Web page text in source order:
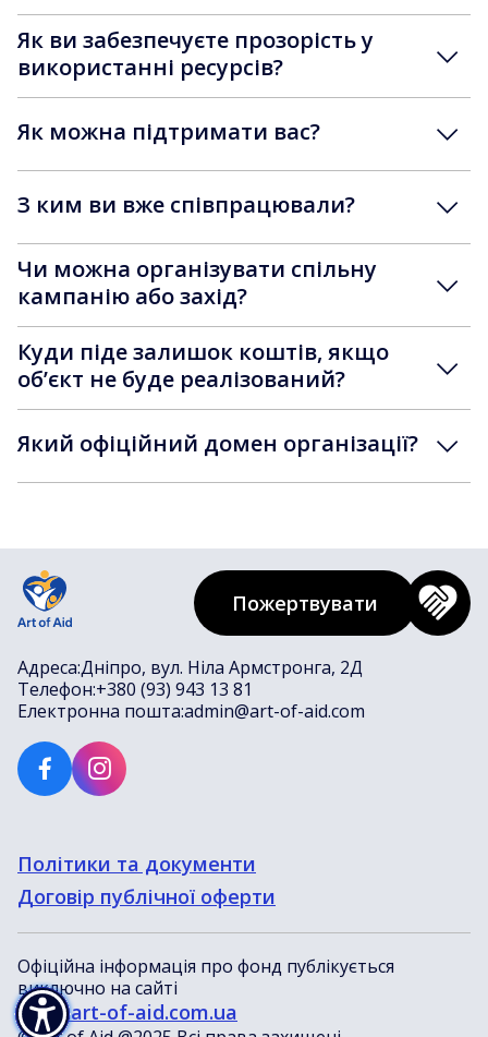
Як ви забезпечуєте прозорість у
використанні ресурсів?
Як можна підтримати вас?
З ким ви вже співпрацювали?
Чи можна організувати спільну
кампанію або захід?
Куди піде залишок коштів, якщо
обʼєкт не буде реалізований?
Який офіційний домен організації?
Адреса:Дніпро, вул. Ніла Армстронга, 2Д
Телефон:+380 (93) 943 13 81
Електронна пошта:admin@art-of-aid.com
Пожертвувати
Політики та документи
Договір публічної оферти
Офіційна інформація про фонд публікується
виключно на сайті
www.art-of-aid.com.ua